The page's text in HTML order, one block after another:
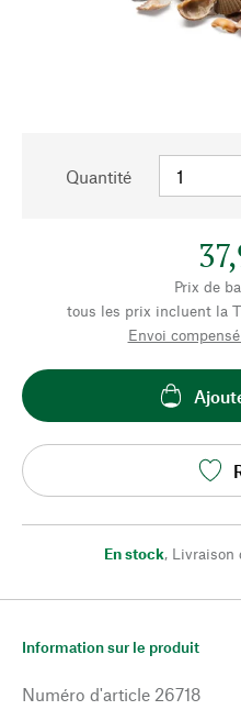
Quantité
Prix de
tous les prix incluent la
Envoi
En stock, Livraison
Information sur le produit
Numéro d'article 26718